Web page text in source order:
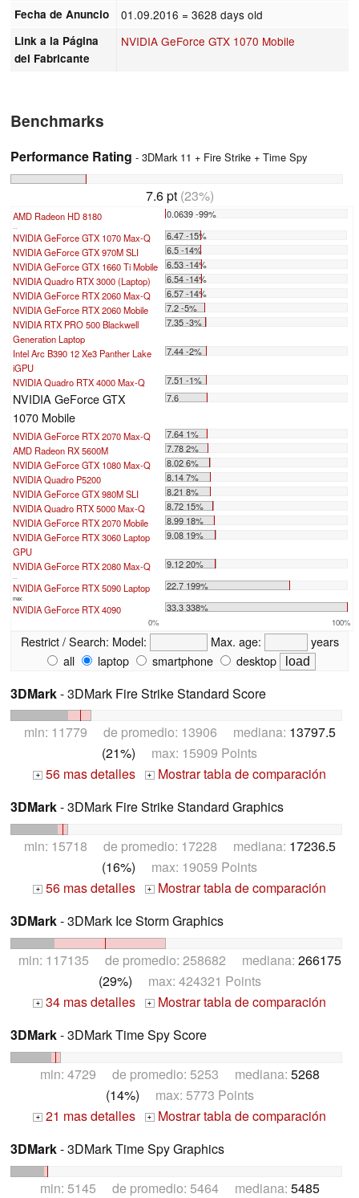
Fecha de Anuncio 01.09.2016 = 3628 days old
Link a la Página
del Fabricante
NVIDIA GeForce GTX 1070 Mobile
Benchmarks
Performance Rating - 3DMark 11 + Fire Strike + Time Spy
7.6 pt(23%)
AMD Radeon HD 8180 0.0639 -99%
NVIDIA GeForce GTX 1070 Max-Q
6.47 -15%
NVIDIA GeForce GTX 970M SLI
6.5 -14%
NVIDIA GeForce GTX 1660 Ti Mobile
6.53 -14%
NVIDIA Quadro RTX 3000 (Laptop)
6.54 -14%
NVIDIA GeForce RTX 2060 Max-Q
6.57 -14%
NVIDIA GeForce RTX 2060 Mobile
7.2 -5%
NVIDIA RTX PRO 500 Blackwell
Generation Laptop
7.35 -3%
Intel Arc B390 12 Xe3 Panther Lake
iGPU
7.44 -2%
NVIDIA Quadro RTX 4000 Max-Q 7.51 -1%
NVIDIA GeForce GTX
1070 Mobile
7.6
NVIDIA GeForce RTX 2070 Max-Q
7.64 1%
AMD Radeon RX 5600M
7.78 2%
NVIDIA GeForce GTX 1080 Max-Q
8.02 6%
NVIDIA Quadro P5200
8.14 7%
NVIDIA GeForce GTX 980M SLI
8.21 8%
NVIDIA Quadro RTX 5000 Max-Q
8.72 15%
NVIDIA GeForce RTX 2070 Mobile
8.99 18%
NVIDIA GeForce RTX 3060 Laptop
GPU
9.08 19%
NVIDIA GeForce RTX 2080 Max-Q 9.12 20%
NVIDIA GeForce RTX 5090 Laptop 22.7 199%
max:
NVIDIA GeForce RTX 4090 33.3 338%
0% 100%
Restrict / Search: Model: Max. age:
years
all
laptop smartphone desktop
3DMark- 3DMark Fire Strike Standard Score
min: 11779 de promedio: 13906 mediana: 13797.5
(21%) max: 15909 Points
+ 56 mas detalles + Mostrar tabla de comparación
3DMark- 3DMark Fire Strike Standard Graphics
min: 15718 de promedio: 17228 mediana: 17236.5
(16%) max: 19059 Points
+ 56 mas detalles + Mostrar tabla de comparación
3DMark- 3DMark Ice Storm Graphics
min: 117135 de promedio: 258682 mediana: 266175
(29%) max: 424321 Points
+ 34 mas detalles + Mostrar tabla de comparación
3DMark- 3DMark Time Spy Score
min: 4729 de promedio: 5253 mediana: 5268
(14%) max: 5773 Points
+ 21 mas detalles + Mostrar tabla de comparación
3DMark- 3DMark Time Spy Graphics
min: 5145 de promedio: 5464 mediana: 5485